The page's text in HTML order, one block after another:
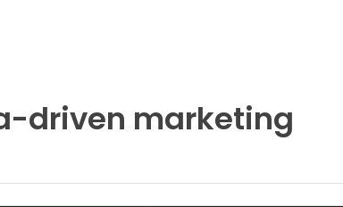
driven marketing